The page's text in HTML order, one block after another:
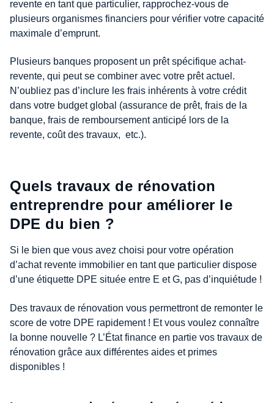
revente en tant que particulier, rapprochez-vous de
plusieurs organismes financiers pour vérifier votre capacité
maximale d’emprunt.
Plusieurs banques proposent un prêt spécifique achat-
revente, qui peut se combiner avec votre prêt actuel.
N’oubliez pas d’inclure les frais inhérents à votre crédit
dans votre budget global (assurance de prêt, frais de la
banque, frais de remboursement anticipé lors de la
revente, coût des travaux, etc.).
Quels travaux de rénovation
entreprendre pour améliorer le
DPE du bien ?
Si le bien que vous avez choisi pour votre opération
d’achat revente immobilier en tant que particulier dispose
d’une étiquette DPE située entre E et G, pas d’inquiétude !
Des travaux de rénovation vous permettront de remonter le
score de votre DPE rapidement ! Et vous voulez connaître
la bonne nouvelle ? L’État finance en partie vos travaux de
rénovation grâce aux différentes aides et primes
disponibles !